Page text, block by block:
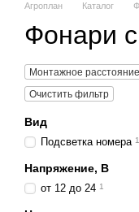
Агроплан Каталог
Фонари
Монтажное
Очистить фильтр
Вид
Подсветка номера 1
Напряжение, В
от 12 до 24 1